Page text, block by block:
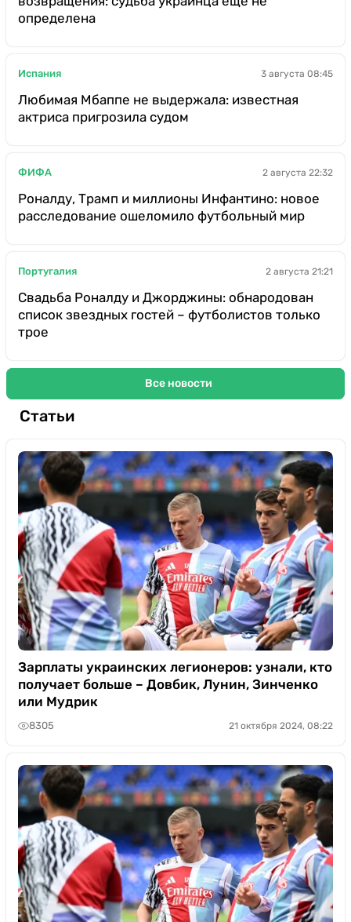
определена
Испания 3 августа 08:45
Любимая Мбаппе не выдержала: известная
актриса пригрозила судом
ФИФА 2 августа 22:32
Роналду, Трамп и миллионы Инфантино: новое
расследование ошеломило футбольный мир
Португалия 2 августа 21:21
Свадьба Роналду и Джорджины: обнародован
список звездных гостей – футболистов только
трое
Все новости
Статьи
Зарплаты украинских легионеров: узнали, кто
получает больше – Довбик, Лунин, Зинченко
или Мудрик
8305 21 октября 2024, 08:22